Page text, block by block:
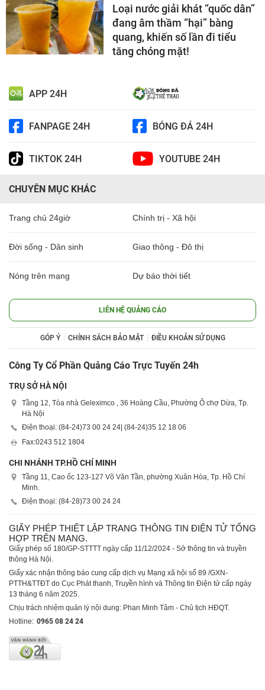
Loại nước giải khát “quốc dân”
đang âm thầm “hại” bàng
quang, khiến số lần đi tiểu
tăng chóng mặt!
APP 24H
FANPAGE 24H BÓNG ĐÁ 24H
TIKTOK 24H YOUTUBE 24H
CHUYÊN MỤC KHÁC
Trang chủ 24giờ Chính trị - Xã hội
Đời sống - Dân sinh Giao thông - Đô thị
Nóng trên mạng Dự báo thời tiết
LIÊN HỆ QUẢNG CÁO
GÓP Ý CHÍNH SÁCH BẢO MẬT ĐIỀU KHOẢN SỬ DỤNG
Công Ty Cổ Phần Quảng Cáo Trực Tuyến 24h
TRỤ SỞ HÀ NỘI
Tầng 12, Tòa nhà Geleximco , 36 Hoàng Cầu, Phường Ô chợ Dừa, Tp.
Hà Nội
Điện thoại: (84-24)73 00 24 24 | (84-24)35 12 18 06
Fax:0243 512 1804
CHI NHÁNH TP.HỒ CHÍ MINH
Tầng 11, Cao ốc 123-127 Võ Văn Tần, phường Xuân Hòa, Tp. Hồ Chí
Minh.
Điện thoại: (84-28)73 00 24 24
GIẤY PHÉP THIẾT LẬP TRANG THÔNG TIN ĐIỆN TỬ TỔNG
HỢP TRÊN MẠNG.
Giấy phép số 180/GP-STTTT ngày cấp 11/12/2024 - Sở thông tin và truyền
thông Hà Nội.
Giấy xác nhận thông báo cung cấp dịch vụ Mạng xã hội số 89 /GXN-
PTTH&TTĐT do Cục Phát thanh, Truyền hình và Thông tin Điện tử cấp ngày
13 tháng 6 năm 2025.
Chịu trách nhiệm quản lý nội dung: Phan Minh Tâm - Chủ tịch HĐQT.
Hotline: 0965 08 24 24